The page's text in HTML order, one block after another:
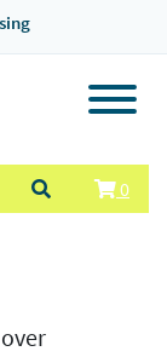
0